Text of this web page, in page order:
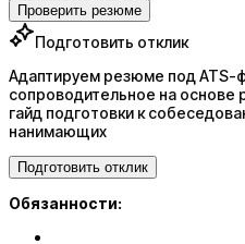
Проверить резюме
Подготовить отклик
Адаптируем резюме под ATS-
сопроводительное на
гайд подготовки к
нанимающих
Подготовить отклик
Обязанности: